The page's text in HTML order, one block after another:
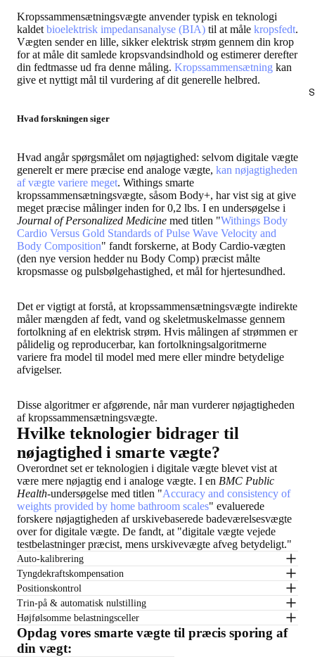
Kropssammensætningsvægte anvender typisk en teknologi
kaldet bioelektrisk impedansanalyse (BIA) til at måle kropsfedt.
Vægten sender en lille, sikker elektrisk strøm gennem din krop
for at måle dit samlede kropsvandsindhold og estimerer derefter
din fedtmasse ud fra denne måling. Kropssammensætning kan
give et nyttigt mål til vurdering af dit generelle helbred.
Hvad forskningen siger
Hvad angår spørgsmålet om nøjagtighed: selvom digitale vægte
generelt er mere præcise end analoge vægte, kan nøjagtigheden
af vægte variere meget. Withings smarte
kropssammensætningsvægte, såsom Body+, har vist sig at give
meget præcise målinger inden for 0,2 lbs. I en undersøgelse i
Journal of Personalized Medicine med titlen "Withings Body
Cardio Versus Gold Standards of Pulse Wave Velocity and
Body Composition" fandt forskerne, at Body Cardio-vægten
(den nye version hedder nu Body Comp) præcist målte
kropsmasse og pulsbølgehastighed, et mål for hjertesundhed.
Det er vigtigt at forstå, at kropssammensætningsvægte indirekte
måler mængden af fedt, vand og skeletmuskelmasse gennem
fortolkning af en elektrisk strøm. Hvis målingen af strømmen er
pålidelig og reproducerbar, kan fortolkningsalgoritmerne
variere fra model til model med mere eller mindre betydelige
afvigelser.
Disse algoritmer er afgørende, når man vurderer nøjagtigheden
af kropssammensætningsvægte.
Hvilke teknologier bidrager til
nøjagtighed i smarte vægte?
Overordnet set er teknologien i digitale vægte blevet vist at
være mere nøjagtig end i analoge vægte. I en BMC Public
Health-undersøgelse med titlen "Accuracy and consistency of
weights provided by home bathroom scales" evaluerede
forskere nøjagtigheden af ​​urskivebaserede badeværelsesvægte
over for digitale vægte. De fandt, at "digitale vægte vejede
testbelastninger præcist, mens urskivevægte afveg betydeligt."
Auto-kalibrering
Tyngdekraftskompensation
Positionskontrol
Trin-på & automatisk nulstilling
Højfølsomme belastningsceller
Opdag vores smarte vægte til præcis sporing af
din vægt: